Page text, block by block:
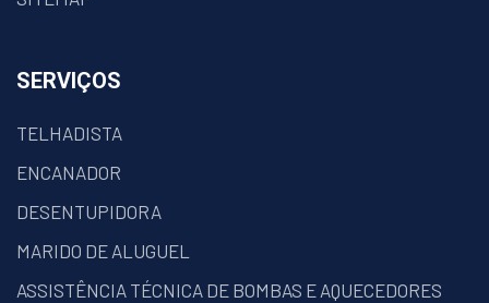
SERVIÇOS
TELHADISTA
ENCANADOR
DESENTUPIDORA
MARIDO DE ALUGUEL
ASSISTÊNCIA TÉCNICA DE BOMBAS E AQUECEDORES